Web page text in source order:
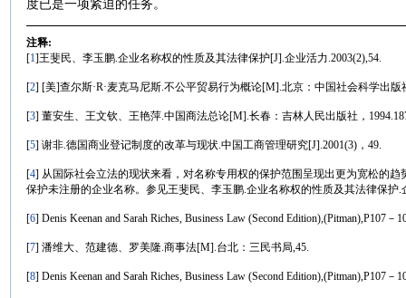
度已是一项紧迫的任务。
注释:
[1]王斐民、李玉鹏.企业名称权的性质及其法律保护[J].企业活力.2003(2),54.
[2] [美]查尔斯·R·麦克马尼斯.不公平贸易行为概论[M].北京：中国社会科学出版
[3] 董安生、王文钦、王艳萍.中国商法总论[M].长春：吉林人民出版社，
[5] 谢非.德国商业登记制度的改革与现状.中国工商管理研究[J].2001(3)，49.
[4] 从国际社会立法的现状来看，对名称专用权的保护范围呈现出更为宽松的
保护未注册的企业名称。参见王斐民、李玉鹏.企业名称权的性质及其法律保护.
[6] Denis Keenan and Sarah Riches, Business Law (Second Edition),(Pitman),P107－
[7] 潘维大、范建德、罗美隆.商事法[M].台北：三民书局,45.
[8] Denis Keenan and Sarah Riches, Business Law (Second Edition),(Pitman),P107－